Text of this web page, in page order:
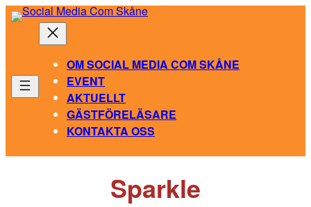
Hoppa
innehåll
OM SOCIAL MEDIA COM SKÅNE
EVENT
AKTUELLT
GÄSTFÖRELÄSARE
KONTAKTA OSS
Sparkle